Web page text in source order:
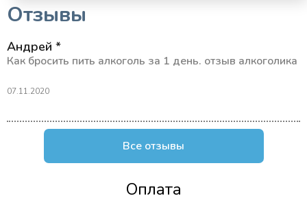
Отзывы
Андрей *
Как бросить пить алкоголь за 1 день. отзыв алкоголика
07.11.2020
Все отзывы
Оплата